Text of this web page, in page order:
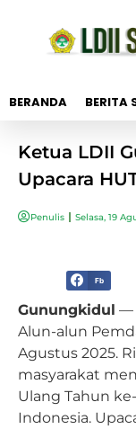
BERANDA BERITA
Ketua LDII
Upacara
Penulis Selasa, 19
Fb
Gunungkidul —
Alun-alun
Agustus 2025.
masyarakat
Ulang Tahun
Indonesia.